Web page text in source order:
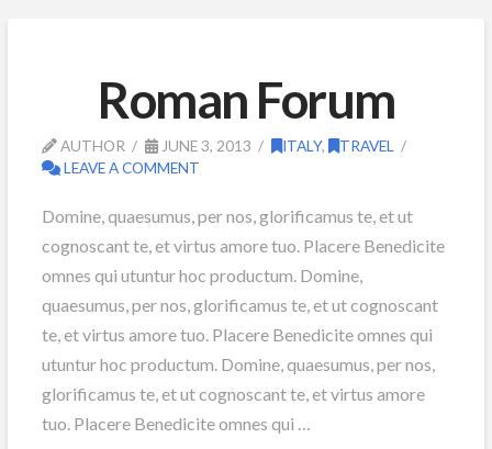
Roman Forum
AUTHOR JUNE 3, 2013 ITALY, TRAVEL
LEAVE A COMMENT
Domine, quaesumus, per nos, glorificamus te, et ut
cognoscant te, et virtus amore tuo. Placere Benedicite
omnes qui utuntur hoc productum. Domine,
quaesumus, per nos, glorificamus te, et ut cognoscant
te, et virtus amore tuo. Placere Benedicite omnes qui
utuntur hoc productum. Domine, quaesumus, per nos,
glorificamus te, et ut cognoscant te, et virtus amore
tuo. Placere Benedicite omnes qui …